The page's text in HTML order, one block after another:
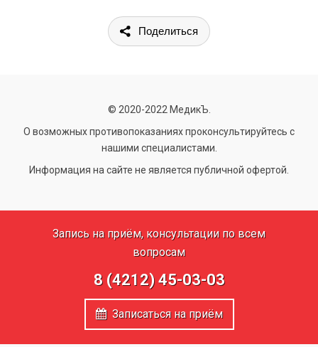
Поделиться
© 2020-2022 МедикЪ.
О возможных противопоказаниях проконсультируйтесь с
нашими специалистами.
Информация на сайте не является публичной офертой.
Запись на приём, консультации по всем
вопросам
8 (4212) 45-03-03
Записаться на приём